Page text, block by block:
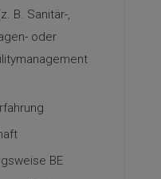
B. Sanitär-,
oder
BE